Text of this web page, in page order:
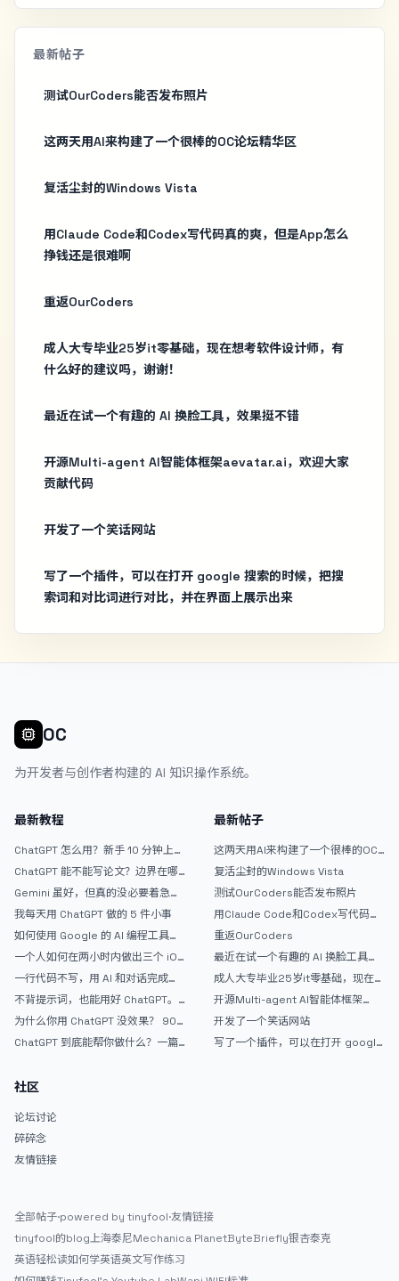
最新帖子
测试OurCoders能否发布照片
这两天用AI来构建了一个很棒的OC论坛精华区
复活尘封的Windows Vista
用Claude Code和Codex写代码真的爽，但是App怎么
挣钱还是很难啊
重返OurCoders
成人大专毕业25岁it零基础，现在想考软件设计师，有
什么好的建议吗，谢谢！
最近在试一个有趣的 AI 换脸工具，效果挺不错
开源Multi-agent AI智能体框架aevatar.ai，欢迎大家
贡献代码
开发了一个笑话网站
写了一个插件，可以在打开 google 搜索的时候，把搜
索词和对比词进行对比，并在界面上展示出来
OC
为开发者与创作者构建的 AI 知识操作系统。
最新教程
ChatGPT 怎么用？新手 10 分钟上手
ChatGPT 能不能写论文？边界在哪
Gemini 虽好，但真的没必要着急放
弃 ChatGPT
我每天用 ChatGPT 做的 5 件小事
如何使用 Google 的 AI 编程工具
AntiGravity：独立开发者的新时代
武器
一个人如何在两小时内做出三个 iOS
APP？｜AntiGravity + Gemini 3 实
战完整记录
一行代码不写，用 AI 和对话完成一
个完整网站：《图书天堂》实战记录
不背提示词，也能用好 ChatGPT。
一个万能提问模板
为什么你用 ChatGPT 没效果？ 90%
的人第一步就问错了
ChatGPT 到底能帮你做什么？一篇
最新帖子
这两天用AI来构建了一个很棒的OC
论坛精华区
复活尘封的Windows Vista
测试OurCoders能否发布照片
用Claude Code和Codex写代码真
的爽，但是App怎么挣钱还是很难啊
重返OurCoders
最近在试一个有趣的 AI 换脸工具，
效果挺不错
成人大专毕业25岁it零基础，现在想
考软件设计师，有什么好的建议吗，
谢谢！
开源Multi-agent AI智能体框架
aevatar.ai，欢迎大家贡献代码
开发了一个笑话网站
写了一个插件，可以在打开 google
社区
论坛讨论
碎碎念
友情链接
全部帖子·powered by tinyfool·友情链接
tinyfool的blog上海泰尼Mechanica PlanetByteBriefly银杏泰克
英语轻松读如何学英语英文写作练习